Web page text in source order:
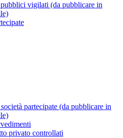
vigilati (da pubblicare in
partecipate (da pubblicare in
privato controllati